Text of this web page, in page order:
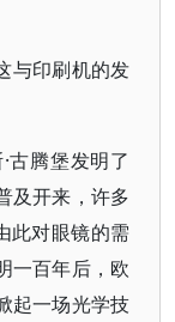
与印刷机的发
古腾堡发明了
及开来，许多
此对眼镜的需
一百年后，欧
起一场光学技